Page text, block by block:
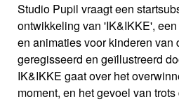
Studio Pupil vraagt een
ontwikkeling van 'IK&IKKE',
en animaties voor kinderen van
geregisseerd en geïllustreerd
IK&IKKE gaat over het
moment, en het gevoel van